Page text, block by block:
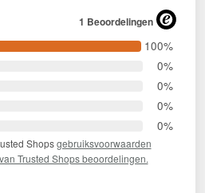
1 Beoordelingen
100%
0%
0%
0%
0%
Shopsgebruiksvoorwaarden
Trusted Shops beoordelingen.